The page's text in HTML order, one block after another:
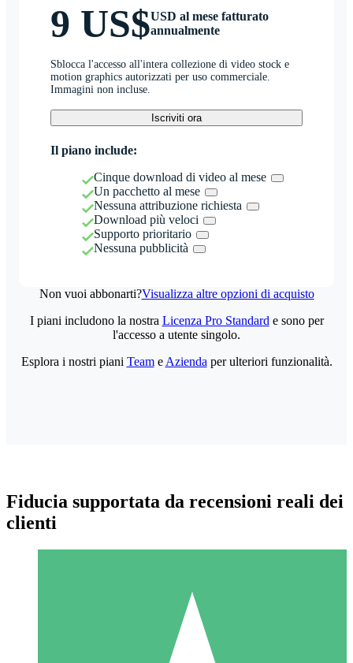
9 US$USD al mese fatturato
annualmente
Sblocca l'accesso all'intera collezione di video stock e
motion graphics autorizzati per uso commerciale.
Immagini non incluse.
Iscriviti ora
Il piano include:
Cinque download di video al mese
Un pacchetto al mese
Nessuna attribuzione richiesta
Download più veloci
Supporto prioritario
Nessuna pubblicità
Non vuoi abbonarti?Visualizza altre opzioni di acquisto
Pacchetti di Crediti Individuali
I piani includono la nostra Licenza Pro Standard e sono per
l'accesso a utente singolo.
Esplora i nostri piani Teame Azienda per ulteriori funzionalità.
Fiducia supportata da recensioni reali dei
clienti